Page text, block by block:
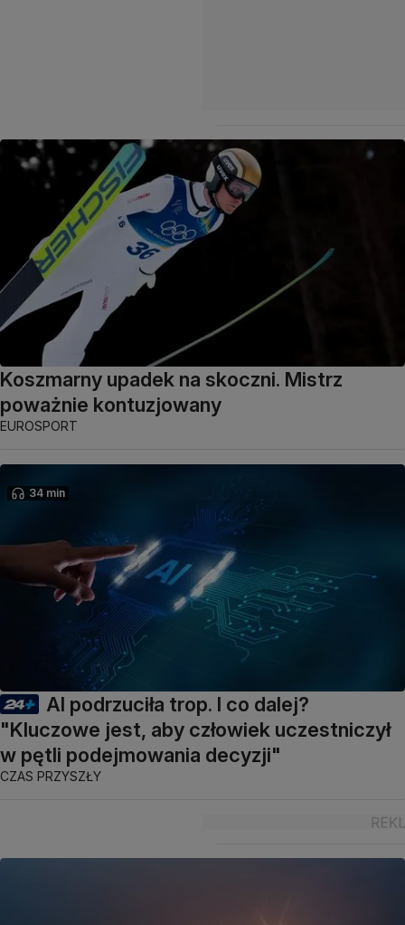
Koszmarny upadek na skoczni. Mistrz
poważnie kontuzjowany
EUROSPORT
34 min
AI podrzuciła trop. I co dalej?
"Kluczowe jest, aby człowiek uczestniczył
w pętli podejmowania decyzji"
CZAS PRZYSZŁY